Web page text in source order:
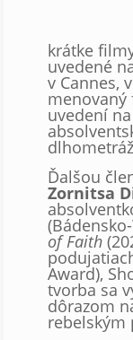
krátke
uvedené
v Cannes,
menovaný
uvedení
Ďalšou
Zornitsa
of Faith
Award),
tvorba sa
dôrazom
rebelským